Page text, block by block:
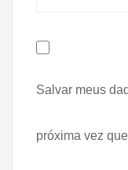
Salvar meus
próxima vez